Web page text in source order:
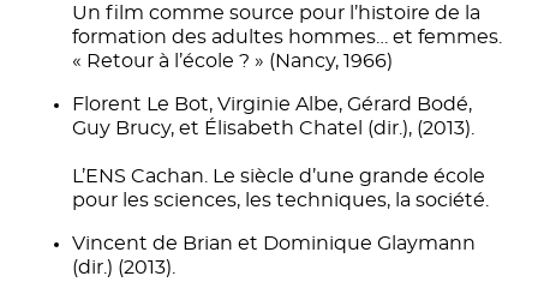
Un film comme source pour l’histoire de la
formation des adultes hommes… et femmes.
« Retour à l’école ? » (Nancy, 1966)
Florent Le Bot, Virginie Albe, Gérard Bodé,
Guy Brucy, et Élisabeth Chatel (dir.), (2013).
L’ENS Cachan. Le siècle d’une grande école
pour les sciences, les techniques, la société.
Vincent de Brian et Dominique Glaymann
(dir.) (2013).